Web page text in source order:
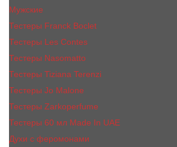
Мужские
Тестеры Franck Boclet
Тестеры Les Contes
Тестеры Nasomatto
Тестеры Tiziana Terenzi
Тестеры Jо Malоnе
Тестеры Zarkoperfume
Тестеры 60 мл Made In UAE
Духи с феромонами